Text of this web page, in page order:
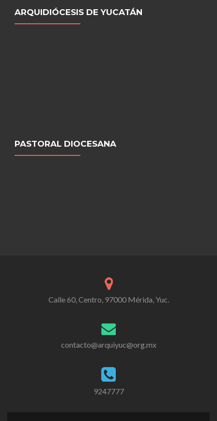
ARQUIDIÓCESIS DE YUCATÁN
PASTORAL DIOCESANA
Calle 60, Centro, 97000 Mérida, Yuc.
contacto@arquiyuc@org.mx
9247777